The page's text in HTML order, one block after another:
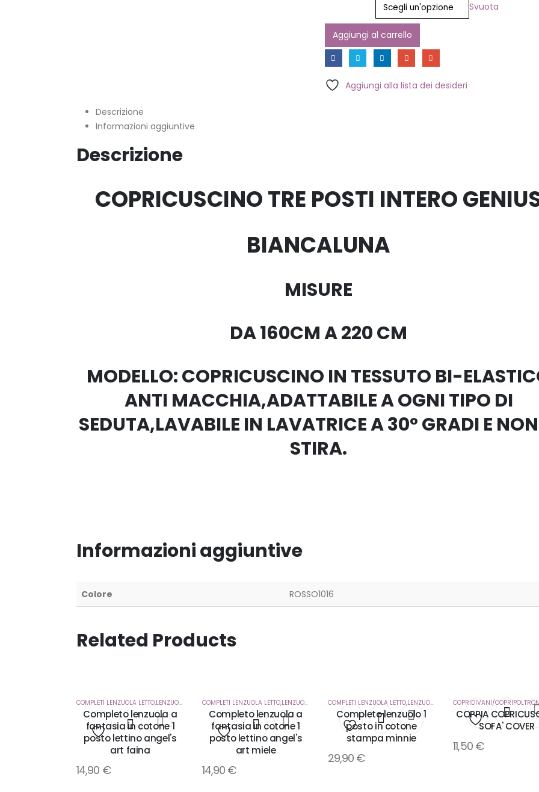
Svuota
Aggiungi al carrello
Aggiungi alla lista dei desideri
Descrizione
Informazioni aggiuntive
Descrizione
COPRICUSCINO TRE POSTI INTERO
BIANCALUNA
MISURE
DA 160CM A 220 CM
MODELLO: COPRICUSCINO IN TESSUTO BI-
ANTI MACCHIA,ADATTABILE A OGNI TIPO DI
SEDUTA,LAVABILE IN LAVATRICE A 30° GRADI E
STIRA.
Informazioni aggiuntive
Colore ROSSO1016
Related Products
Aggiungi
alla
COMPLETI LENZUOLA LETTO,LENZUOLA SOTTO CON ANGOLI ,CORREDO CASA
Completo lenzuola a
fantasia in cotone 1
posto lettino angel's
art faina
14,90 €
Aggiungi
alla
COMPLETI LENZUOLA LETTO,LENZUOLA SOTTO CON ANGOLI ,CORREDO CASA
Completo lenzuola a
fantasia in cotone 1
posto lettino angel's
art miele
14,90 €
Aggiungi
alla
COMPLETI LENZUOLA LETTO,LENZUOLA SOTTO CON ANGOLI ,CORREDO
Completo lenzuolo 1
posto in cotone
stampa minnie
29,90 €
Aggiungi
COPPIA
SOFA' COVER
11,50 €